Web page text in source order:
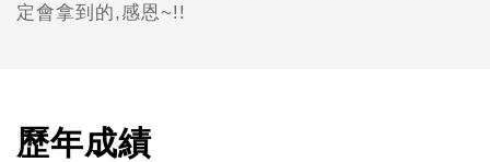
定會拿到的,感恩~!!
歷年成績